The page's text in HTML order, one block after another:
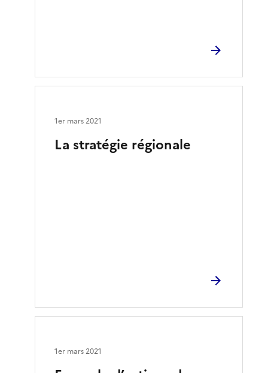
La stratégie régionale
1er mars 2021
1er mars 2021